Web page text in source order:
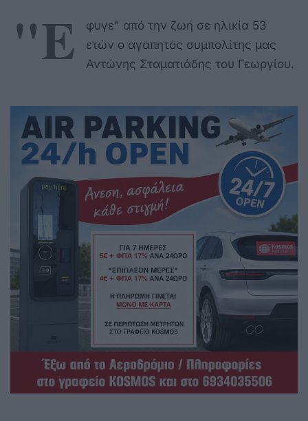
"Ε
φυγε" από την ζωή σε ηλικία 53
ετών ο αγαπητός συμπολίτης μας
Αντώνης Σταματιάδης του Γεωργίου.